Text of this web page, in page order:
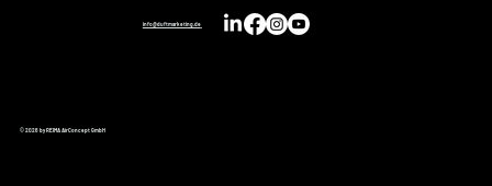
info@duftmarketing.de
© 2026 by REIMA AirConcept GmbH